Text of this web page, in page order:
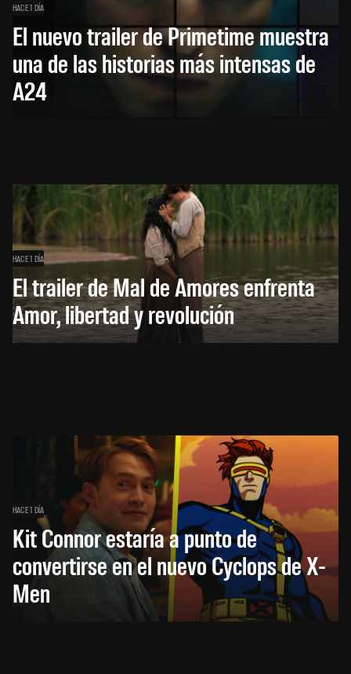
HACE 1 DÍA
El nuevo trailer de Primetime muestra
una de las historias más intensas de
A24
HACE 1 DÍA
El trailer de Mal de Amores enfrenta
Amor, libertad y revolución
HACE 1 DÍA
Kit Connor estaría a punto de
convertirse en el nuevo Cyclops de X-
Men